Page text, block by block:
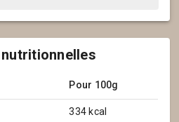
Pour 100g
334 kcal